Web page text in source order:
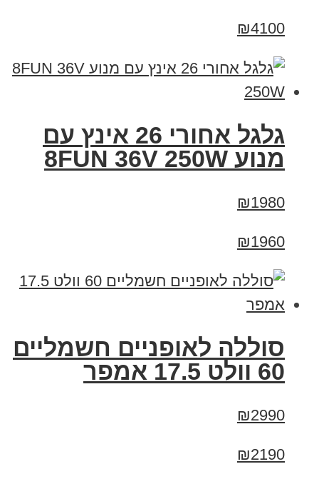
₪4100
גלגל אחורי 26 אינץ עם
מנוע 8FUN 36V 250W
₪1980
₪1960
סוללה לאופניים חשמליים
60 וולט 17.5 אמפר
₪2990
₪2190